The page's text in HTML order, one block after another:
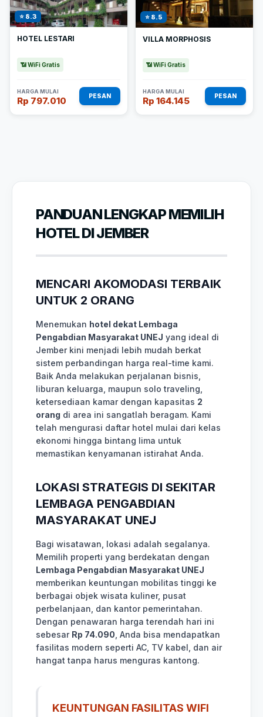
⭐ 8.3
HOTEL LESTARI
📶 WiFi Gratis
HARGA MULAI
Rp 797.010 PESAN
⭐ 8.5
VILLA MORPHOSIS
📶 WiFi Gratis
HARGA MULAI
Rp 164.145 PESAN
PANDUAN LENGKAP MEMILIH
HOTEL DI JEMBER
MENCARI AKOMODASI TERBAIK
UNTUK 2 ORANG
Menemukan hotel dekat Lembaga
Pengabdian Masyarakat UNEJ yang ideal di
Jember kini menjadi lebih mudah berkat
sistem perbandingan harga real-time kami.
Baik Anda melakukan perjalanan bisnis,
liburan keluarga, maupun solo traveling,
ketersediaan kamar dengan kapasitas 2
orang di area ini sangatlah beragam. Kami
telah mengurasi daftar hotel mulai dari kelas
ekonomi hingga bintang lima untuk
memastikan kenyamanan istirahat Anda.
LOKASI STRATEGIS DI SEKITAR
LEMBAGA PENGABDIAN
MASYARAKAT UNEJ
Bagi wisatawan, lokasi adalah segalanya.
Memilih properti yang berdekatan dengan
Lembaga Pengabdian Masyarakat UNEJ
memberikan keuntungan mobilitas tinggi ke
berbagai objek wisata kuliner, pusat
perbelanjaan, dan kantor pemerintahan.
Dengan penawaran harga terendah hari ini
sebesar Rp 74.090 , Anda bisa mendapatkan
fasilitas modern seperti AC, TV kabel, dan air
hangat tanpa harus menguras kantong.
KEUNTUNGAN FASILITAS WIFI